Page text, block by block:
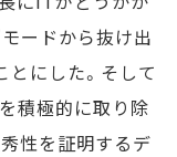
ードから抜け出
とにした。そして
積極的に取り除
性を証明するデ